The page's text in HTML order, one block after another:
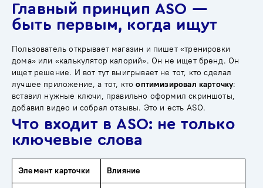
Главный принцип ASO —
быть первым, когда ищут
Пользователь открывает магазин и пишет «тренировки
дома» или «калькулятор калорий». Он не ищет бренд. Он
ищет решение. И вот тут выигрывает не тот, кто сделал
лучшее приложение, а тот, ктооптимизировал карточку:
вставил нужные ключи, правильно оформил скриншоты,
добавил видео и собрал отзывы. Это и есть ASO.
Что входит в ASO: не только
ключевые слова
Элемент карточки Влияние